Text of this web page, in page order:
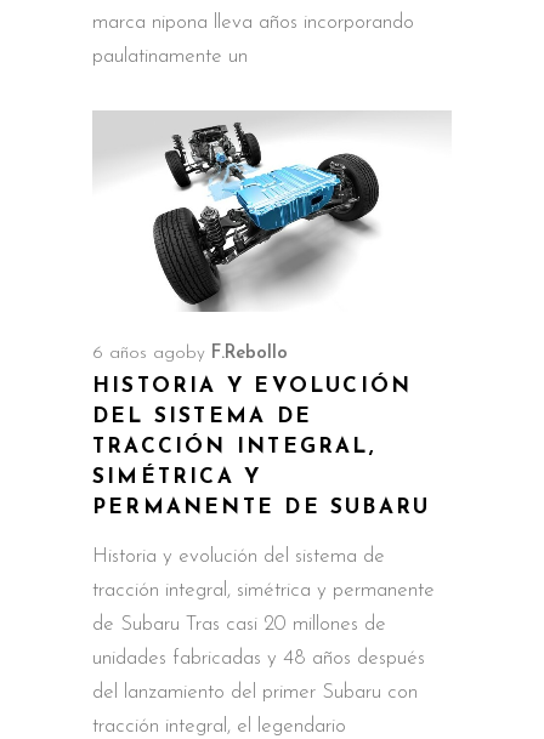
marca nipona lleva años incorporando
paulatinamente un
6 años agoby F.Rebollo
HISTORIA Y EVOLUCIÓN
DEL SISTEMA DE
TRACCIÓN INTEGRAL,
SIMÉTRICA Y
PERMANENTE DE SUBARU
Historia y evolución del sistema de
tracción integral, simétrica y permanente
de Subaru Tras casi 20 millones de
unidades fabricadas y 48 años después
del lanzamiento del primer Subaru con
tracción integral, el legendario